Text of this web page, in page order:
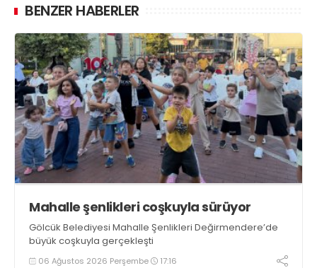
BENZER HABERLER
Mahalle şenlikleri coşkuyla sürüyor
Gölcük Belediyesi Mahalle Şenlikleri Değirmendere’de
büyük coşkuyla gerçekleşti
06 Ağustos 2026 Perşembe 17:16